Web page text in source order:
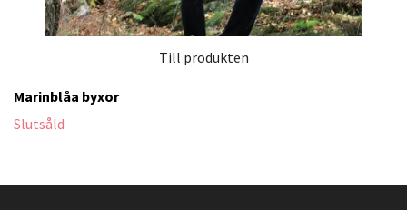
Till produkten
Marinblåa byxor
Slutsåld